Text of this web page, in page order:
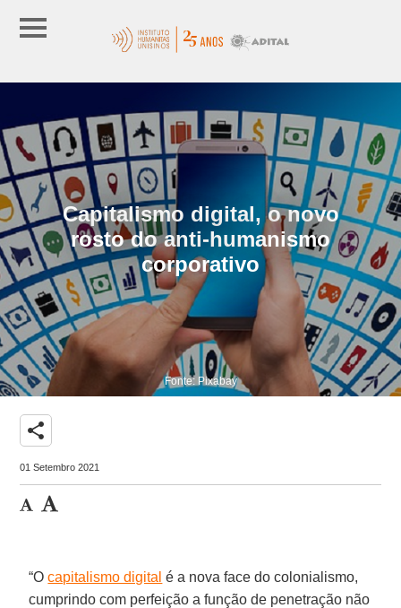
Capitalismo digital, o novo
rosto do anti-humanismo
corporativo
Fonte: Pixabay
share
01 Setembro 2021
“Ocapitalismo digital é a nova face do colonialismo,
cumprindo com perfeição a função de penetração não